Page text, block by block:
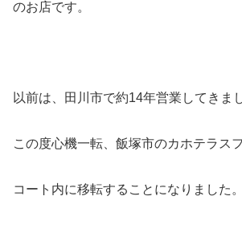
のお店です。
以前は、田川市で約14年営業してきま
この度心機一転、飯塚市のカホテラス
コート内に移転することになりました。